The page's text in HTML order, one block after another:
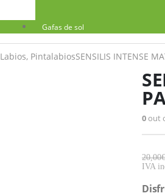
Gafas de sol
Labios, PintalabiosSENSILIS INTENSE
0out
20,00€
IVA